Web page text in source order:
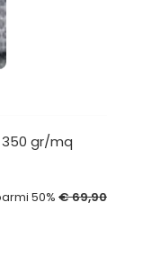
gr/mq
50% € 69,90